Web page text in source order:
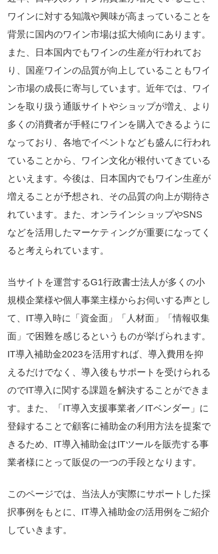
ワインに対する知識や興味が高まっていることを
背景に国内のワイン市場は拡大傾向にあります。
また、日本国内でもワインの生産が行われてお
り、国産ワインの品質が向上していることもワイ
ン市場の成長に寄与しています。近年では、ワイ
ンを取り扱う通販サイトやショップが増え、より
多くの消費者が手軽にワインを購入できるように
なっており、各地でイベントなども盛んに行われ
ていることから、ワイン文化が根付いてきている
といえます。今後は、日本国内でもワイン生産が
増えることが予想され、その品質の向上が期待さ
れています。また、オンラインショップやSNS
などを活用したマーケティングが重要になってく
ると考えられています。
当サイトを運営するG1行政書士法人が多くの小
規模企業様や個人事業主様からお伺いする声とし
て、IT導入時に「資金面」「人材面」「情報収集
面」で困難を感じるというものが挙げられます。
IT導入補助金2023を活用すれば、導入費用を抑
えるだけでなく、導入後もサポートを受けられる
のでIT導入に関する課題を解決することができま
す。また、「IT導入支援事業者／ITベンダー」に
登録することで顧客に補助金の利用方法を提案で
きるため、IT導入補助金はITツールを販売する事
業者様にとって販促の一つの手段となります。
このページでは、当法人が実際にサポートした採
択事例をもとに、IT導入補助金の活用例をご紹介
していきます。